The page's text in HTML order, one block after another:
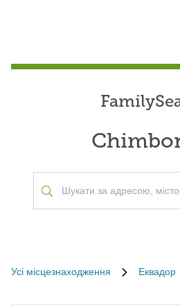
Усі місцезнаходження Еквадор